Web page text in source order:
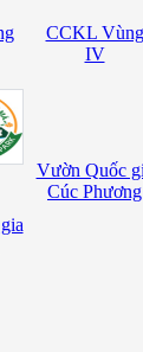
CCKL Vùng
IV
Vườn Quốc
Cúc Phương